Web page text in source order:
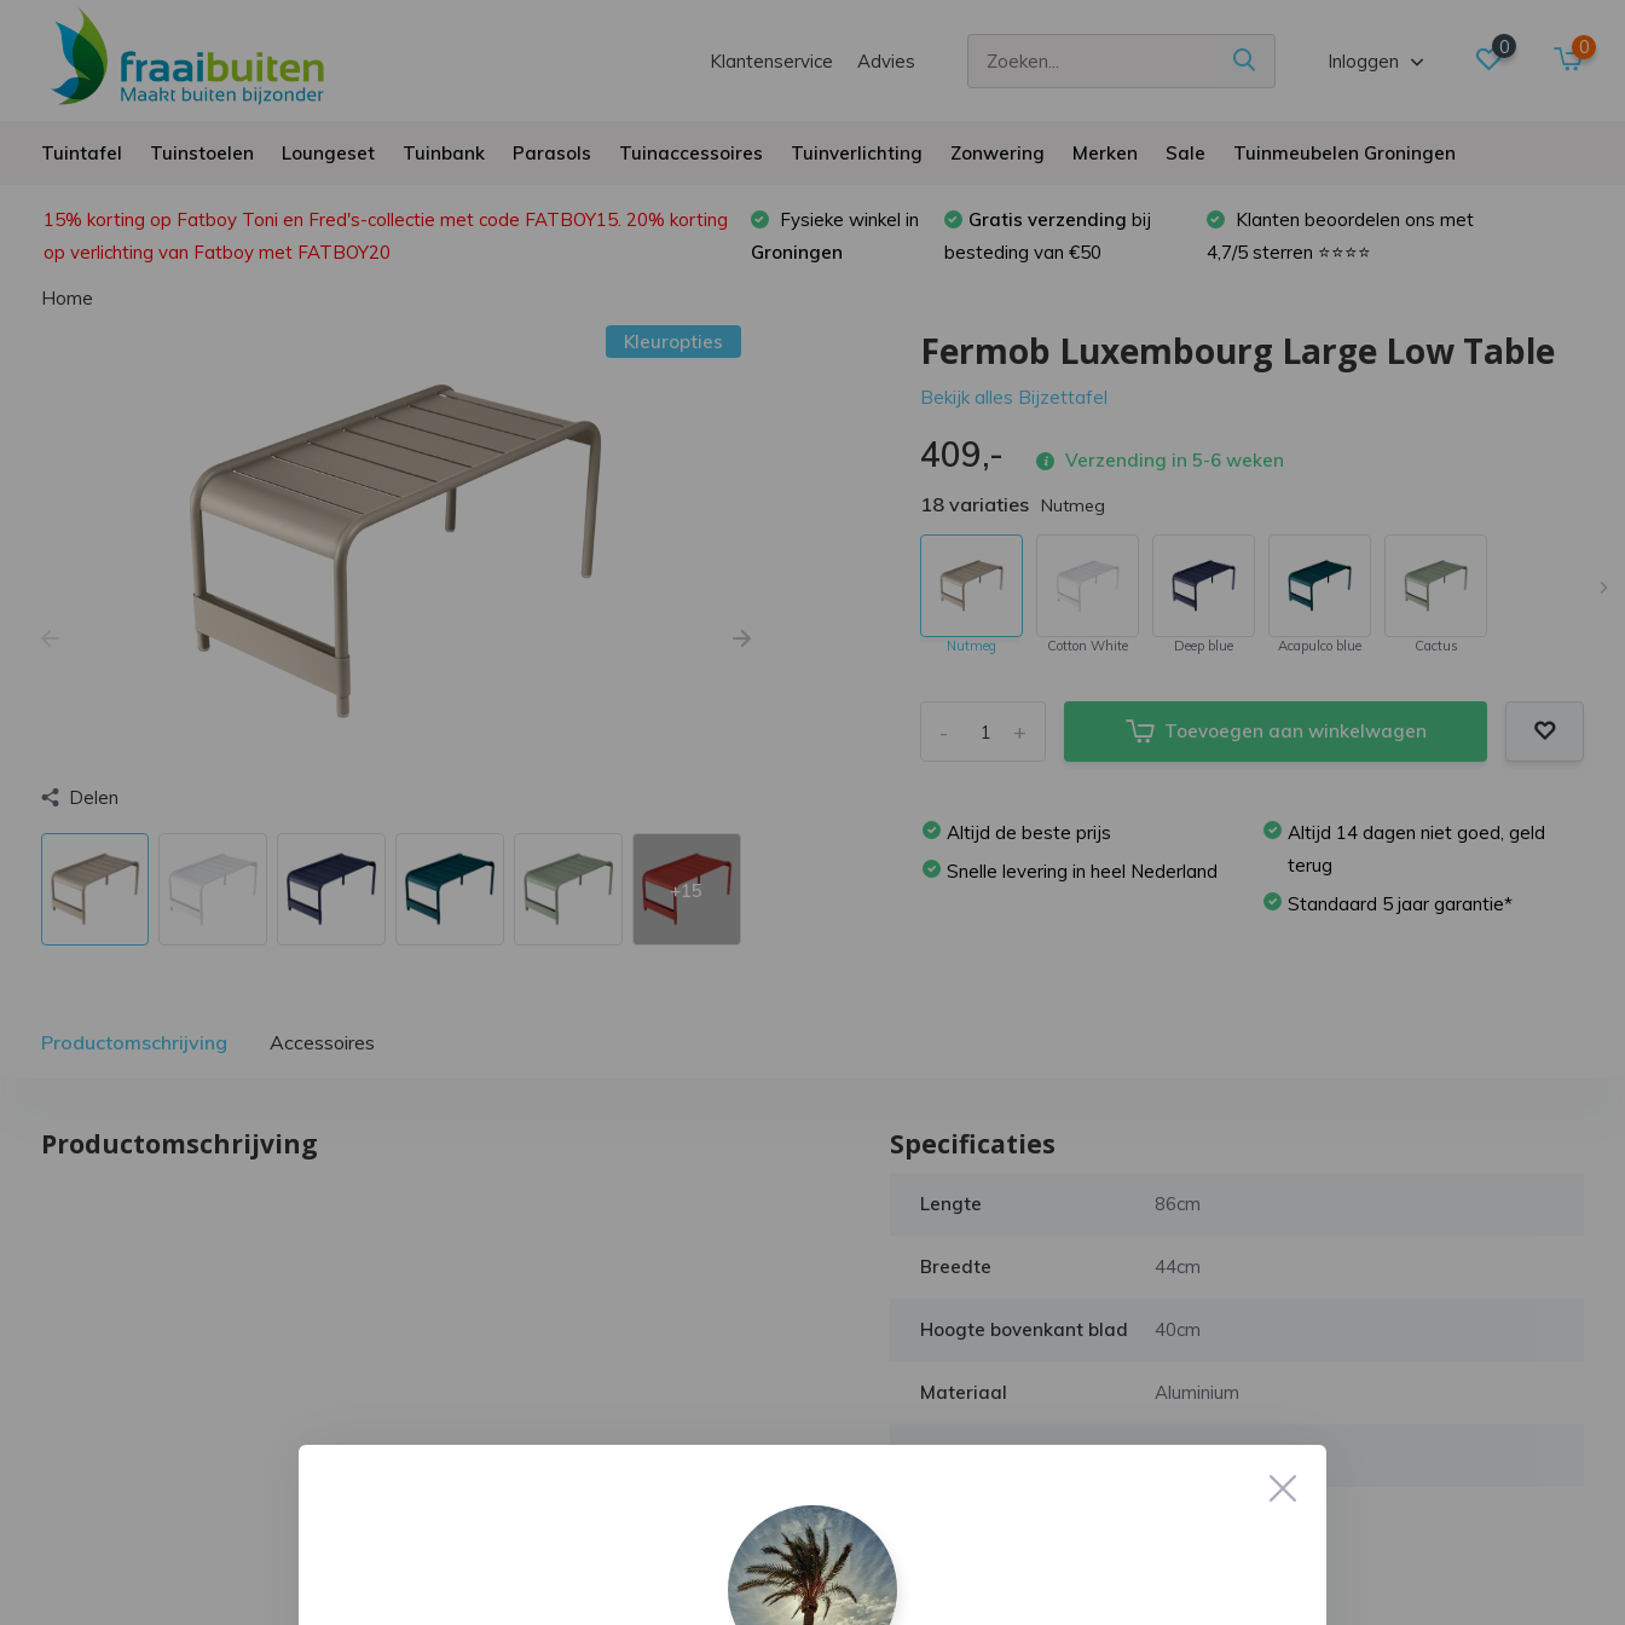
Klantenservice Advies Inloggen
0 0
Tuintafel Tuinstoelen Loungeset Tuinbank Parasols Tuinaccessoires Tuinverlichting Zonwering Merken Sale Tuinmeubelen Groningen
15% korting op Fatboy Toni en Fred's-collectie met code FATBOY15. 20% korting
op verlichting van Fatboy met FATBOY20
Fysieke winkel in
Groningen
Gratis verzending bij
besteding van €50
Klanten beoordelen ons met
4,7/5 sterren ⭐⭐⭐⭐
Home
Kleuropties
Delen
+15
Fermob Luxembourg Large Low Table
Bekijk alles Bijzettafel
409,- Verzending in 5-6 weken
18 variaties Nutmeg
Nutmeg Cotton White Deep blue Acapulco blue Cactus
+
- Toevoegen aan winkelwagen
Altijd de beste prijs
Snelle levering in heel Nederland
Altijd 14 dagen niet goed, geld
terug
Standaard 5 jaar garantie*
Productomschrijving Accessoires
Productomschrijving Specificaties
Lengte 86cm
Breedte 44cm
Hoogte bovenkant blad 40cm
Materiaal Aluminium